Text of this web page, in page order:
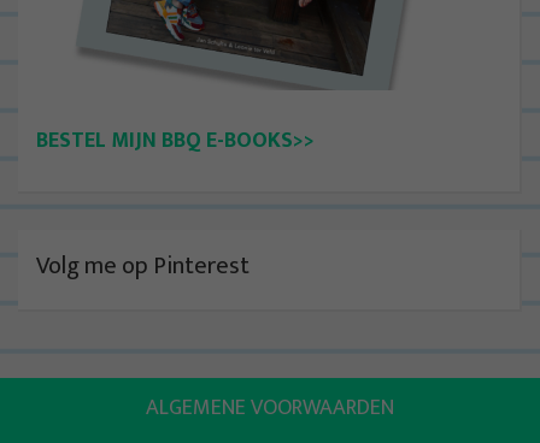
BESTEL MIJN BBQ E-BOOKS>>
Volg me op Pinterest
ALGEMENE VOORWAARDEN